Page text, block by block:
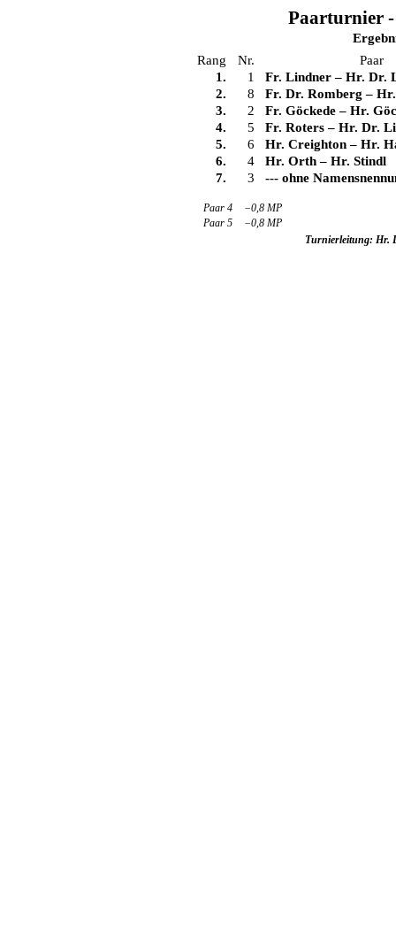
Paarturnier
Rang
Nr.
Paar
1.
1 Fr. Lindner–Hr. Dr.
2.
8 Fr. Dr. Romberg –
3.
2 Fr. Göckede–Hr.
4.
5 Fr. Roters–Hr. Dr.
5.
6 Hr. Creighton–Hr.
6.
4 Hr. Orth–Hr. Stindl
7.
3 --- ohne
Paar 4
−0,8 MP
Paar 5
−0,8 MP
Turnierleitung: Hr.